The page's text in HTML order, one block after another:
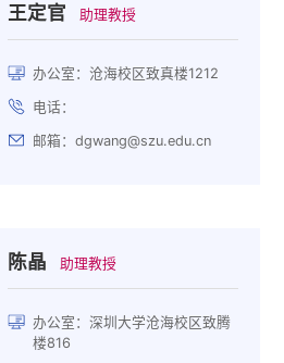
王定官 助理教授
办公室：沧海校区致真楼1212
电话：
邮箱：dgwang@szu.edu.cn
陈晶 助理教授
办公室：深圳大学沧海校区致腾
楼816